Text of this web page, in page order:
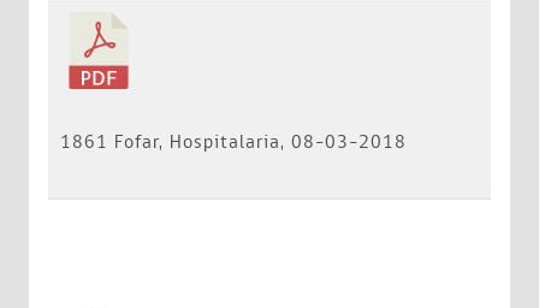
1861 Fofar, Hospitalaria, 08-03-2018